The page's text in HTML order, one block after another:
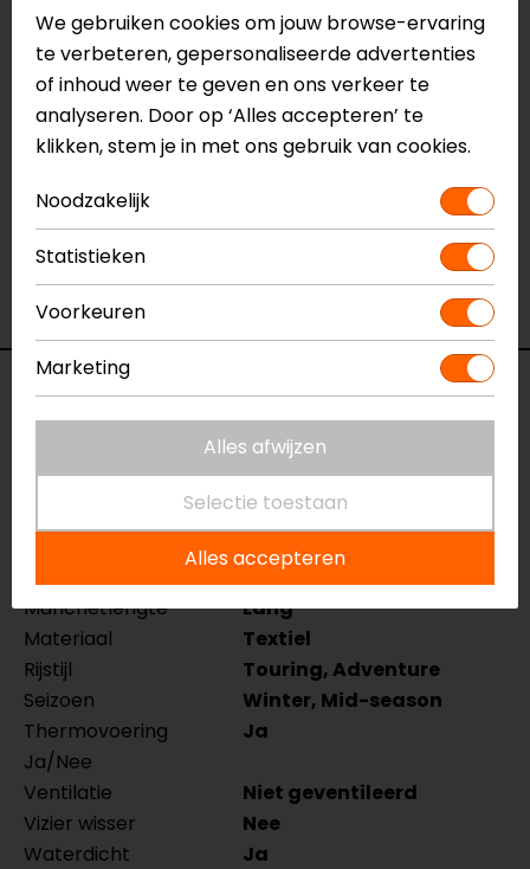
Meer informatie nodig?
Heb je meer informatie nodig over dit product?
Neem dancontactmet ons op of kom langs in één
vanonze winkelsin Breda, Capelle aan den IJssel,
het product bekijken & passen en staan onze
verkoopmedewerkers voor je klaar met advies.
Bekijk ook onze andere
Specificaties
Kevin
Motorhandschoenen
68415
Rusty Stitches
Zwart
Manchetlengte
Lang
Materiaal
Textiel
Rijstijl
Touring, Adventure
Seizoen
Winter, Mid-season
Thermovoering
Ja/Nee
Ja
Ventilatie
Niet geventileerd
Vizier wisser
Nee
Waterdicht
Ja
We gebruiken cookies om jouw browse-ervaring
te verbeteren, gepersonaliseerde advertenties
of inhoud weer te geven en ons verkeer te
analyseren. Door op ‘Alles accepteren’ te
klikken, stem je in met ons gebruik van cookies.
Noodzakelijk
Statistieken
Voorkeuren
Marketing
Alles afwijzen
Selectie toestaan
Alles accepteren